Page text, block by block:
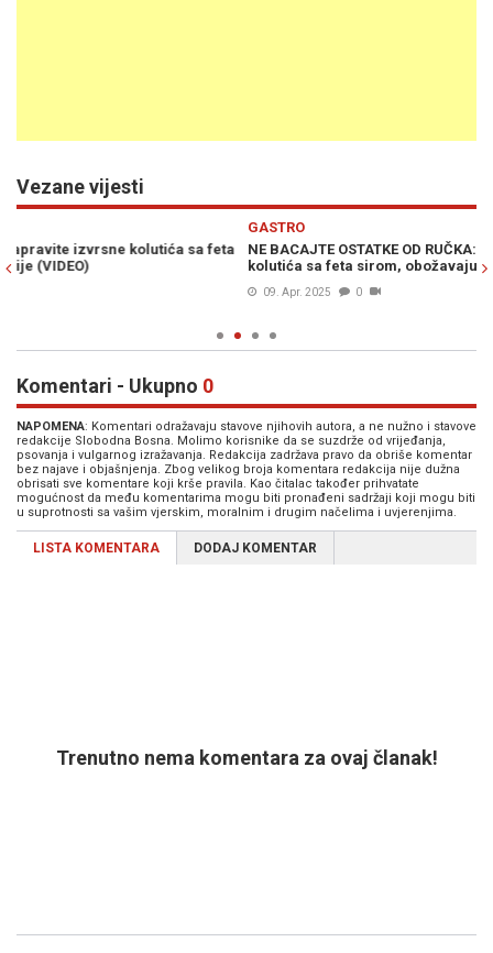
Vezane vijesti
NE BACAJTE OSTATKE OD RUČKA: Na brzinu napravite izvrsne
kolutića sa feta sirom, obožavaju ih sve generacije (VIDEO)
Komentari - Ukupno 0
NAPOMENA: Komentari odražavaju stavove njihovih autora, a ne nužno i stavove
redakcije Slobodna Bosna. Molimo korisnike da se suzdrže od vrijeđanja,
psovanja i vulgarnog izražavanja. Redakcija zadržava pravo da obriše komentar
bez najave i objašnjenja. Zbog velikog broja komentara redakcija nije dužna
obrisati sve komentare koji krše pravila. Kao čitalac također prihvatate
mogućnost da među komentarima mogu biti pronađeni sadržaji koji mogu biti
u suprotnosti sa vašim vjerskim, moralnim i drugim načelima i uvjerenjima.
LISTA KOMENTARA DODAJ KOMENTAR
Trenutno nema komentara za ovaj članak!